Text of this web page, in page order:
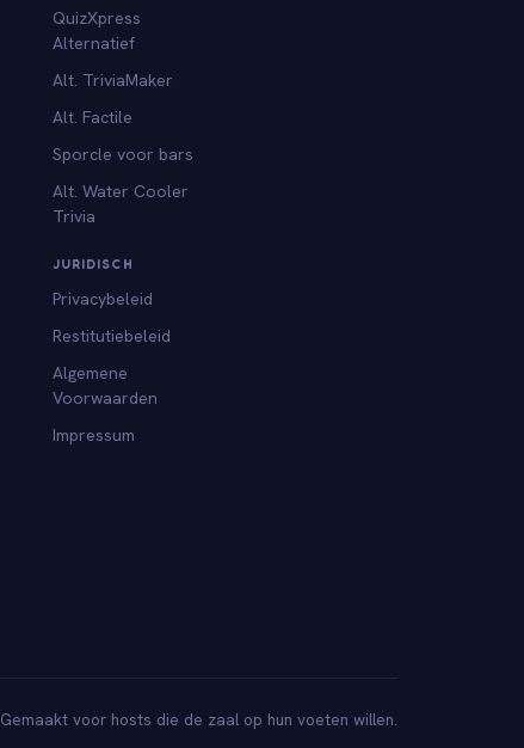
QuizXpress
Alternatief
Alt. TriviaMaker
Alt. Factile
Sporcle voor bars
Alt. Water Cooler
Trivia
JURIDISCH
Privacybeleid
Restitutiebeleid
Algemene
Voorwaarden
Impressum
Gemaakt voor hosts die de zaal op hun voeten willen.